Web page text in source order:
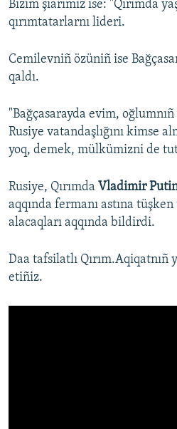
Bizim şiarımız ise: "Qırımda
qırımtatarlarnı lideri.
Cemilevniñ özüniñ ise
qaldı.
"Bağçasarayda evim,
Rusiye vatandaşlığını kimse
yoq, demek, mülkümizni de
Rusiye, Qırımda Vladimir
aqqında fermanı astına
alacaqları aqqında bildirdi.
Daa tafsilatlı Qırım.Aqiqatnıñ
etiñiz.